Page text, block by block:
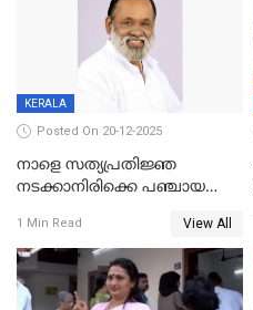
KERALA
Posted On 20-12-2025
നാളെ സത്യപ്രതിജ്ഞ
നടക്കാനിരിക്കെ പഞ്ചായത്ത്
1 Min Read View All